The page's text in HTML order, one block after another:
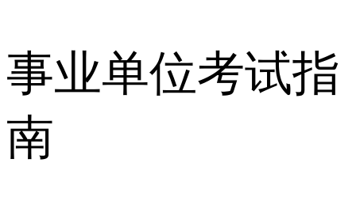
事业单位考试指
南